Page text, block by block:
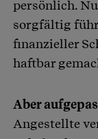
persönlich.
sorgfältig
finanzieller
haftbar
Aber
Angestellte